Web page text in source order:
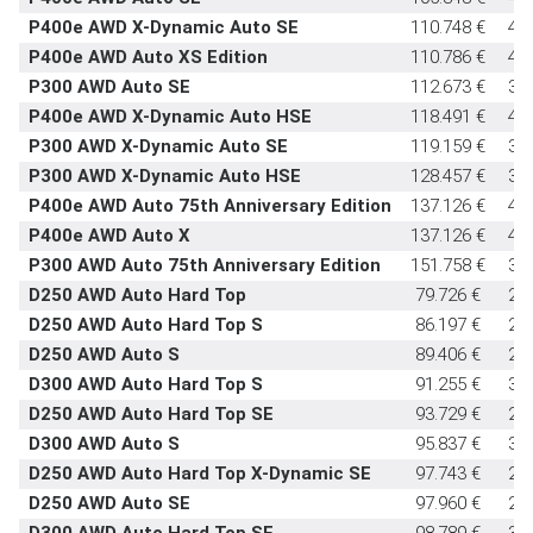
P400e AWD X-Dynamic Auto SE
110.748 €
P400e AWD Auto XS Edition
110.786 €
P300 AWD Auto SE
112.673 €
P400e AWD X-Dynamic Auto HSE
118.491 €
P300 AWD X-Dynamic Auto SE
119.159 €
P300 AWD X-Dynamic Auto HSE
128.457 €
P400e AWD Auto 75th Anniversary Edition
137.126 €
P400e AWD Auto X
137.126 €
P300 AWD Auto 75th Anniversary Edition
151.758 €
D250 AWD Auto Hard Top
79.726 €
D250 AWD Auto Hard Top S
86.197 €
D250 AWD Auto S
89.406 €
D300 AWD Auto Hard Top S
91.255 €
D250 AWD Auto Hard Top SE
93.729 €
D300 AWD Auto S
95.837 €
D250 AWD Auto Hard Top X-Dynamic SE
97.743 €
D250 AWD Auto SE
97.960 €